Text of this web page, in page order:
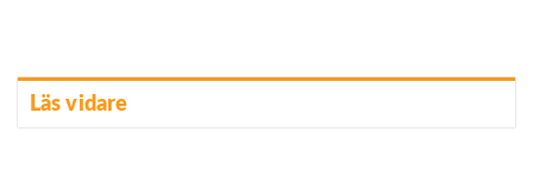
Läs vidare